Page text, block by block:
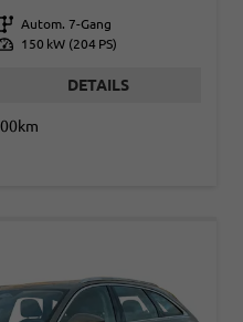
Getriebe Autom. 7-Gang
Leistung 150 kW (204 PS)
DETAILS